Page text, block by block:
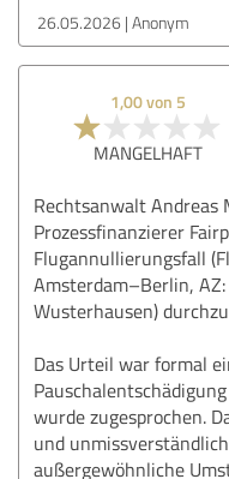
26.05.2026 Anonym
1,00 von 5
MANGELHAFT
Rechtsanwalt Andreas
Prozessfinanzierer
Flugannullierungsfall
Amsterdam–Berlin,
Wusterhausen)
Das Urteil war formal
wurde zugesprochen.
und
außergewöhnliche